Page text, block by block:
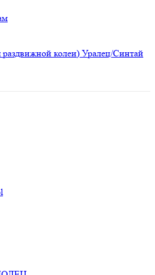
колеи) Уралец/Синтай